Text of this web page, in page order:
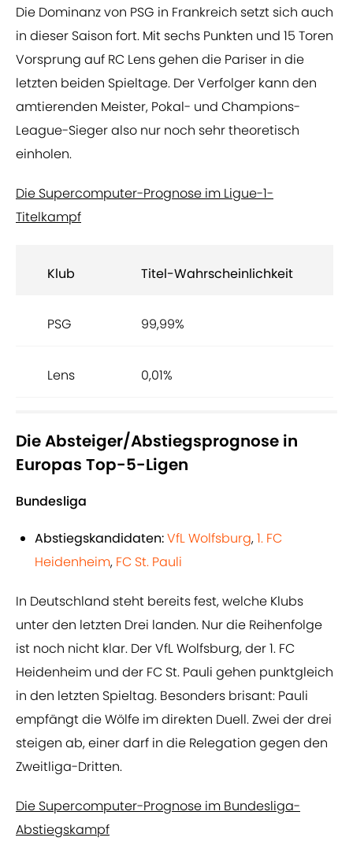
Die Dominanz von PSG in Frankreich setzt sich auch
in dieser Saison fort. Mit sechs Punkten und 15 Toren
Vorsprung auf RC Lens gehen die Pariser in die
letzten beiden Spieltage. Der Verfolger kann den
amtierenden Meister, Pokal- und Champions-
League-Sieger also nur noch sehr theoretisch
einholen.
Die Supercomputer-Prognose im Ligue-1-
Titelkampf
Klub Titel-Wahrscheinlichkeit
PSG 99,99%
Lens 0,01%
Die Absteiger/Abstiegsprognose in
Europas Top-5-Ligen
Bundesliga
Abstiegskandidaten:VfL Wolfsburg,1. FC
Heidenheim, FC St. Pauli
In Deutschland steht bereits fest, welche Klubs
unter den letzten Drei landen. Nur die Reihenfolge
ist noch nicht klar. Der VfL Wolfsburg, der 1. FC
Heidenheim und der FC St. Pauli gehen punktgleich
in den letzten Spieltag. Besonders brisant: Pauli
empfängt die Wölfe im direkten Duell. Zwei der drei
steigen ab, einer darf in die Relegation gegen den
Zweitliga-Dritten.
Die Supercomputer-Prognose im Bundesliga-
Abstiegskampf